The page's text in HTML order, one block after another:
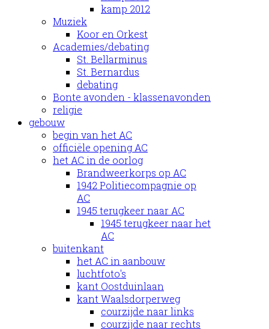
kamp 2012
Muziek
Koor en Orkest
Academies/debating
St. Bellarminus
St. Bernardus
debating
Bonte avonden - klassenavonden
religie
gebouw
begin van het AC
officiële opening AC
het AC in de oorlog
Brandweerkorps op AC
1942 Politiecompagnie op
AC
1945 terugkeer naar AC
1945 terugkeer naar het
AC
buitenkant
het AC in aanbouw
luchtfoto's
kant Oostduinlaan
kant Waalsdorperweg
courzijde naar links
courzijde naar rechts